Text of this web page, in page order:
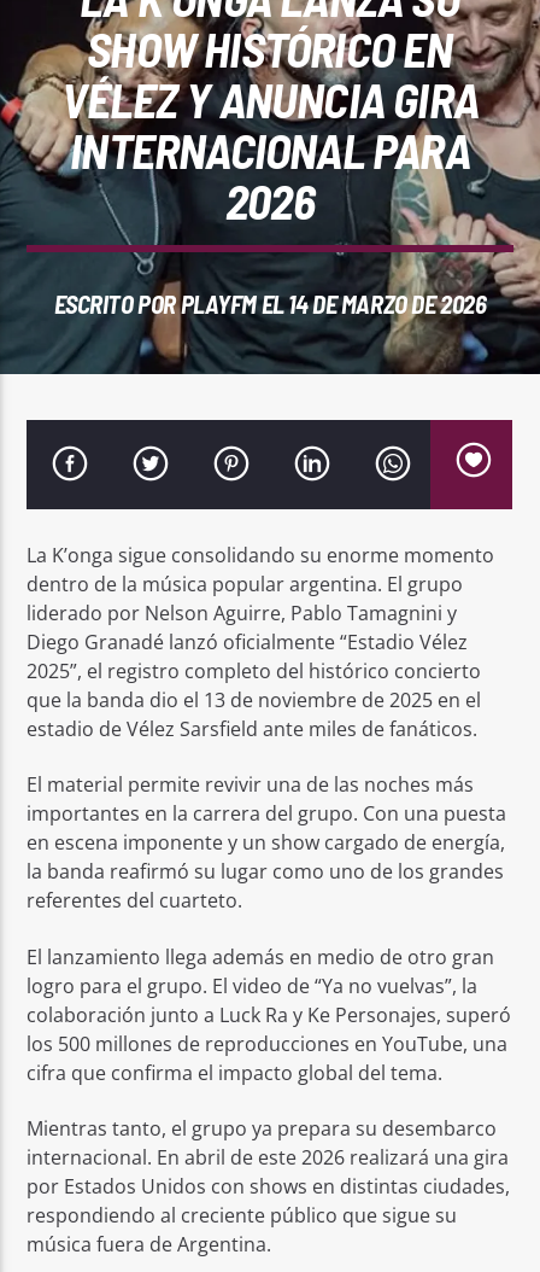
REPRODUCTOR WEB
0:00
PlayFM 95.9
SHOW HISTÓRICO EN
VÉLEZ Y ANUNCIA GIRA
INTERNACIONAL PARA
2026
ESCRITO PORPLAYFMEL 14 DE MARZO DE 2026
La K’onga sigue consolidando su enorme momento
dentro de la música popular argentina. El grupo
liderado por Nelson Aguirre, Pablo Tamagnini y
Diego Granadé lanzó oficialmente “Estadio Vélez
2025”, el registro completo del histórico concierto
que la banda dio el 13 de noviembre de 2025 en el
estadio de Vélez Sarsfield ante miles de fanáticos.
El material permite revivir una de las noches más
importantes en la carrera del grupo. Con una puesta
en escena imponente y un show cargado de energía,
la banda reafirmó su lugar como uno de los grandes
referentes del cuarteto.
El lanzamiento llega además en medio de otro gran
logro para el grupo. El video de “Ya no vuelvas”, la
colaboración junto a Luck Ra y Ke Personajes, superó
los 500 millones de reproducciones en YouTube, una
cifra que confirma el impacto global del tema.
Mientras tanto, el grupo ya prepara su desembarco
internacional. En abril de este 2026 realizará una gira
por Estados Unidos con shows en distintas ciudades,
respondiendo al creciente público que sigue su
música fuera de Argentina.